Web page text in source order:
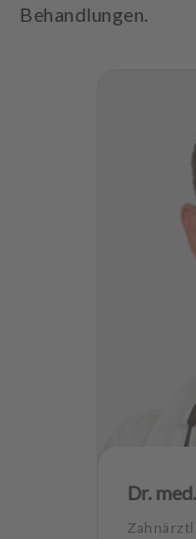
Behandlungen.
Dr.